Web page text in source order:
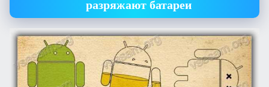
разряжают батареи